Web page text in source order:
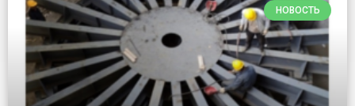
НОВОСТЬ